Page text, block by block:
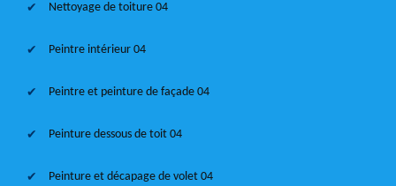
Nettoyage de toiture 04
Peintre intérieur 04
Peintre et peinture de façade 04
Peinture dessous de toit 04
Peinture et décapage de volet 04